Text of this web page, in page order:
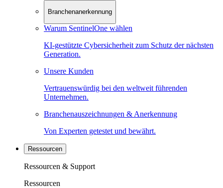
Branchenanerkennung
Warum SentinelOne wählen
KI-gestützte Cybersicherheit zum Schutz der nächsten
Generation.
Unsere Kunden
Vertrauenswürdig bei den weltweit führenden
Unternehmen.
Branchenauszeichnungen & Anerkennung
Von Experten getestet und bewährt.
Ressourcen
Ressourcen & Support
Ressourcen